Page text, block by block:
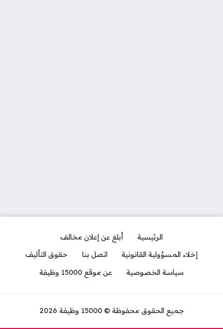
الرئيسية
أبلغ عن إعلان مخالف
إخلاء المسؤولية القانونية
اتصل بنا
حقوق التأليف
سياسة الخصوصية
عن موقع 15000 وظيفة
جميع الحقوق محفوظة © 15000 وظيفة 2026